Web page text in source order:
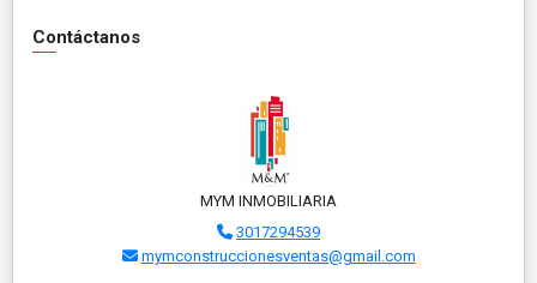
Contáctanos
MYM INMOBILIARIA
3017294539
mymconstruccionesventas@gmail.com